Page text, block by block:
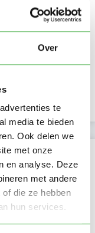
Over
te
media te bieden
Ook delen we
met onze
en analyse. Deze
met andere
die ze hebben
hun services.
Za
Zo
24-07-2026
27-01-2026